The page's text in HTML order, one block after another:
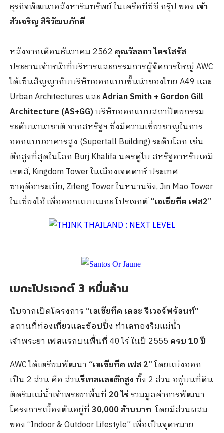
ธุรกิจพัฒนาอสังหาริมทรัพย์ ในเครือทีซีซี กรุ๊ป ของ เจ้า
สัวเจริญ สิริวัฒนภักดี
หลังจากเดือนธันวาคม 2562 คุณวัลลภา ไตรโสรัส
ประธานเจ้าหน้าที่บริหารและกรรมการผู้จัดการใหญ่ AWC
ได้เซ็นสัญญากับบริษัทออกแบบชั้นนำของไทย A49 และ
Urban Architectures และAdrian Smith + Gordon Gill
Architecture (AS+GG)บริษัทออกแบบสถาปัตยกรรม
ระดับนานาชาติ จากสหรัฐฯ ซึ่งมีความเชี่ยวชาญในการ
ออกแบบอาคารสูง (Supertall Building) ระดับโลก เช่น
ตึกสูงที่สุดในโลก Burj Khalifa นครดูไบ สหรัฐอาหรับเอมิ
เรตส์, Kingdom Tower ในเมืองเจดดาห์ ประเทศ
ซาอุดีอาระเบีย, Zifeng Tower ในหนานจิง, Jin Mao Tower
ในเซี่ยงไฮ้ เพื่อออกแบบเมกะ โปรเจกต์“เอเชียทีค เฟส2”
เมกะโปรเจกต์ 3 หมื่นล้าน
นับจากเปิดโครงการ “เอเชียทีค เดอะ ริเวอร์ฟร้อนท์”
สถานที่ท่องเที่ยวและช้อปปิ้ง ทำเลทองริมแม่น้ำ
เจ้าพระยา เฟสแรกบนพื้นที่ 40 ไร่ ในปี 2555 ครบ 10 ปี
AWC ได้เตรียมพัฒนา “เอเชียทีค เฟส 2”โดยแบ่งออก
เป็น 2 ส่วน คือ ส่วนรีเทลและตึกสูงทั้ง 2 ส่วน อยู่บนที่ดิน
ติดริมแม่น้ำเจ้าพระยาพื้นที่ 20ไร่รวมมูลค่าการพัฒนา
โครงการเบื้องต้นอยู่ที่ 30,000 ล้านบาท โดยมีส่วนผสม
ของ “Indoor & Outdoor Lifestyle” เพื่อเป็นจุดหมาย